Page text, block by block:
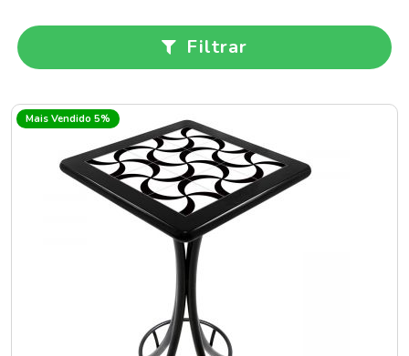
Filtrar
Mais Vendido 5%